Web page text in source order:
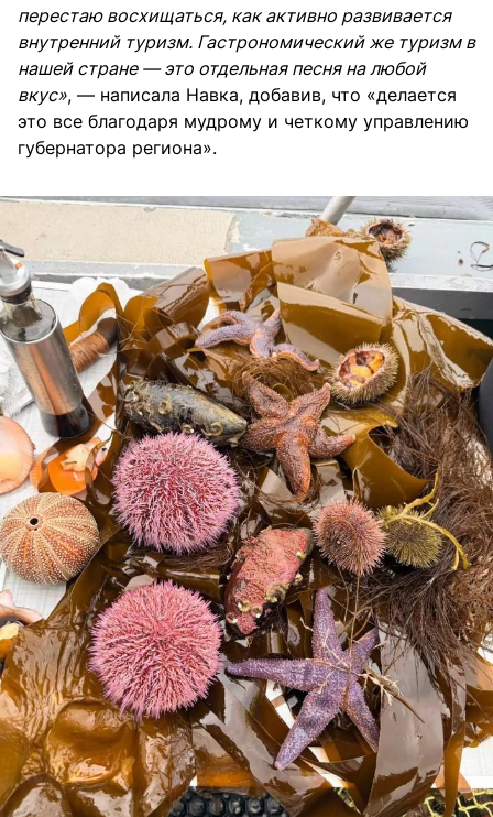
перестаю восхищаться, как активно развивается
внутренний туризм. Гастрономический же туризм в
нашей стране — это отдельная песня на любой
вкус», — написала Навка, добавив, что «делается
это все благодаря мудрому и четкому управлению
губернатора региона».